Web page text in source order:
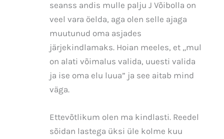
seanss andis mulle palju J Võibolla on
veel vara öelda, aga olen selle ajaga
muutunud oma asjades
järjekindlamaks. Hoian meeles, et „mul
on alati võimalus valida, uuesti valida
ja ise oma elu luua” ja see aitab mind
väga.
Ettevõtlikum olen ma kindlasti. Reedel
sõidan lastega üksi üle kolme kuu